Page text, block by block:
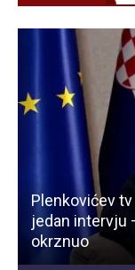
Plenkovićev
jedan intervju
okrznuo